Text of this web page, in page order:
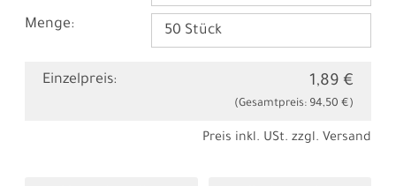
Menge:
Einzelpreis: 1,89 €
(Gesamtpreis: 94,50 €)
Preis inkl. USt. zzgl. Versand